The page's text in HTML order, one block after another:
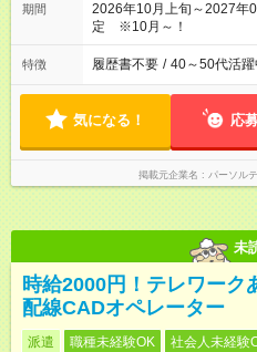
期間
2026年10月上旬～2027
定 ※10月～！
特徴 履歴書不要 / 40～50代活躍
気になる！ 応
掲載元企業名 パーソル
未
時給2000円！テレワーク
配線CADオペレーター
派遣 職種未経験OK 社会人未経験